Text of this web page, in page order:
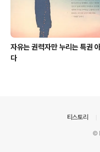
자유는 권력자만 누리는 특권
다
티스토리
©